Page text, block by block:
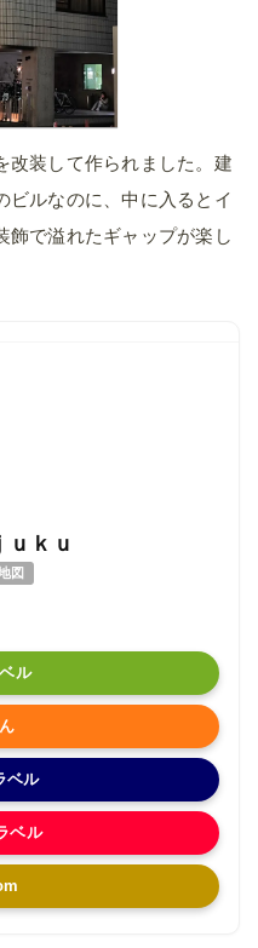
改装して作られました。建
ビルなのに、中に入るとイ
飾で溢れたギャップが楽し
ｋｕ
図
ル
ベル
ベル